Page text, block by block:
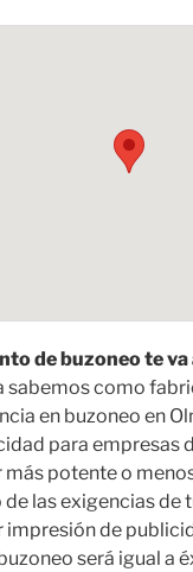
de buzoneo te
sabemos como
en buzoneo en
para empresas
potente o
las exigencias de
de
será igual a